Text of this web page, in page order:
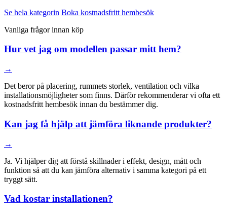
Se hela kategorin Boka kostnadsfritt hembesök
Vanliga frågor innan köp
Hur vet jag om modellen passar mitt hem?
→
Det beror på placering, rummets storlek, ventilation och vilka
installationsmöjligheter som finns. Därför rekommenderar vi ofta ett
kostnadsfritt hembesök innan du bestämmer dig.
Kan jag få hjälp att jämföra liknande produkter?
→
Ja. Vi hjälper dig att förstå skillnader i effekt, design, mått och
funktion så att du kan jämföra alternativ i samma kategori på ett
tryggt sätt.
Vad kostar installationen?